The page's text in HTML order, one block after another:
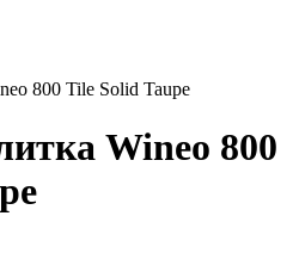
800 Tile Solid Taupe
Wineo 800